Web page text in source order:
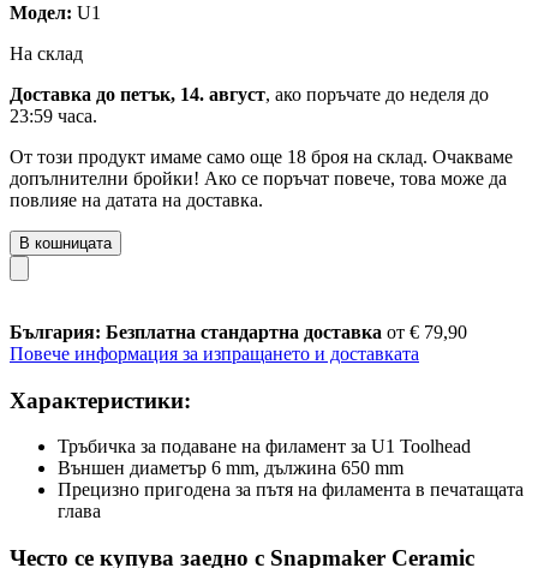
Модел: U1
На склад
Доставка до петък, 14. август, ако поръчате до неделя до
23:59 часа.
От този продукт имаме само още 18 броя на склад. Очакваме
допълнителни бройки! Ако се поръчат повече, това може да
повлияе на датата на доставка.
В кошницата
България: Безплатна стандартна доставка от € 79,90
Повече информация за изпращането и доставката
Характеристики:
Тръбичка за подаване на филамент за U1 Toolhead
Външен диаметър 6 mm, дължина 650 mm
Прецизно пригодена за пътя на филамента в печатащата
глава
Често се купува заедно с Snapmaker Ceramic